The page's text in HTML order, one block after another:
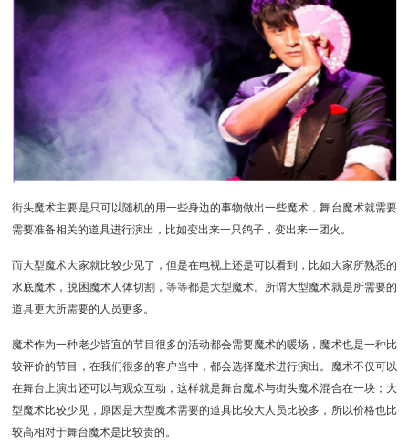
街头魔术主要是只可以随机的用一些身边的事物做出一些魔术，舞台魔术就需要
需要准备相关的道具进行演出，比如变出来一只鸽子，变出来一团火。
而大型魔术大家就比较少见了，但是在电视上还是可以看到，比如大家所熟悉的
水底魔术，脱困魔术人体切割，等等都是大型魔术。所谓大型魔术就是所需要的
道具更大所需要的人员更多。
魔术作为一种老少皆宜的节目很多的活动都会需要魔术的暖场，魔术也是一种比
较评价的节目，在我们很多的客户当中，都会选择魔术进行演出。魔术不仅可以
在舞台上演出还可以与观众互动，这样就是舞台魔术与街头魔术混合在一块；大
型魔术比较少见，原因是大型魔术需要的道具比较大人员比较多，所以价格也比
较高相对于舞台魔术是比较贵的。